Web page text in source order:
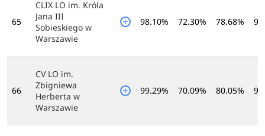
65
CLIX LO im. Króla
Jana III
Sobieskiego w
Warszawie
98.10% 72.30% 78.68%
66
CV LO im.
Zbigniewa
Herberta w
Warszawie
99.29% 70.09% 80.05%